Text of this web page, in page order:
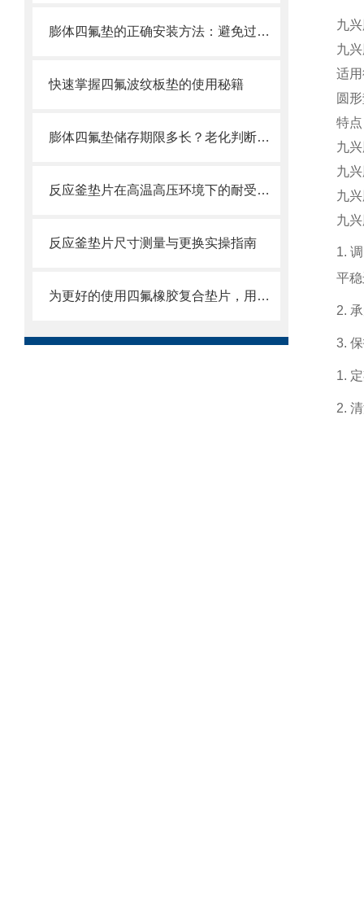
膨体四氟垫的正确安装方法：避免过度压缩、边缘撕裂导致失效的操作细节
快速掌握四氟波纹板垫的使用秘籍
膨体四氟垫储存期限多长？老化判断标准分享
反应釜垫片在高温高压环境下的耐受能力如何？
反应釜垫片尺寸测量与更换实操指南
为更好的使用四氟橡胶复合垫片，用户需掌握这些知识
九
九
适
圆
特
九
九
九
九
1.
平
2.
3.
1.
2.